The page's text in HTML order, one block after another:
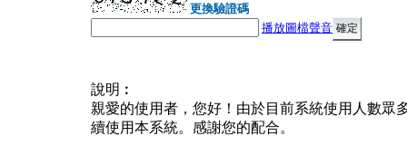
更換驗證碼
播放圖檔聲音
說明︰
親愛的使用者，您好！由於目前系統使用人數眾
續使用本系統。感謝您的配合。